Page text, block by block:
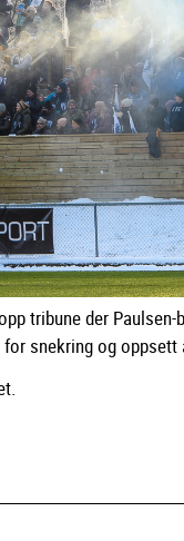
tribune der
snekring og oppsett